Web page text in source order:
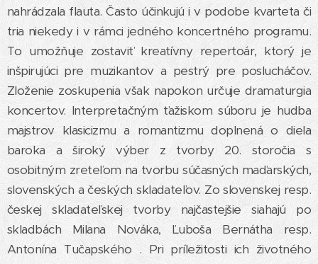
nahrádzala flauta. Často účinkujú i v podobe kvarteta či
tria niekedy i v rámci jedného koncertného programu.
To umožňuje zostaviť kreatívny repertoár, ktorý je
inšpirujúci pre muzikantov a pestrý pre poslucháčov.
Zloženie zoskupenia však napokon určuje dramaturgia
koncertov. Interpretačným ťažiskom súboru je hudba
majstrov klasicizmu a romantizmu doplnená o diela
baroka a široký výber z tvorby 20. storočia s
osobitným zreteľom na tvorbu súčasných maďarských,
slovenských a českých skladateľov. Zo slovenskej resp.
českej skladateľskej tvorby najčastejšie siahajú po
skladbách Milana Nováka, Ľuboša Bernátha resp.
Antonína Tučapského . Pri príležitosti ich životného